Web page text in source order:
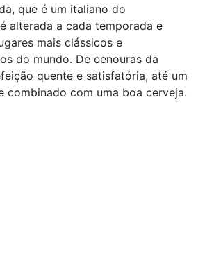
que é um italiano do
alterada a cada temporada e
mais clássicos e
do mundo. De cenouras da
quente e satisfatória, até um
combinado com uma boa cerveja.